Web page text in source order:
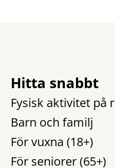
Hitta snabbt
Fysisk aktivitet på
Barn och familj
För vuxna (18+)
För seniorer (65+)